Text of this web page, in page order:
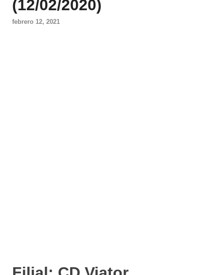
(12/02/2020)
febrero 12, 2021